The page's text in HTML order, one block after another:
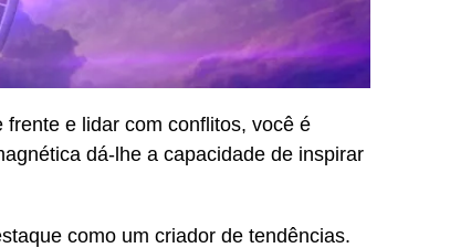
e lidar com conflitos, você é
dá-lhe a capacidade de inspirar
como um criador de tendências.